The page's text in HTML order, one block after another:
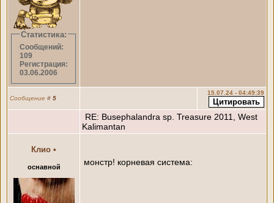
Статистика:
Сообщений:
109
Регистрация:
03.06.2006
Сообщение # 5
15.07.24 - 04:49:39
RE: Busephalandra sp. Treasure 2011, West
Kalimantan
Клио •
оснавной монстр! корневая система: